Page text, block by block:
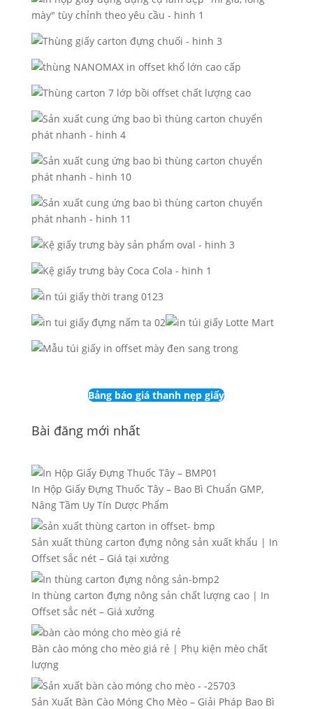
Bảng báo giá thanh nẹp giấy
Bài đăng mới nhất
In Hộp Giấy Đựng Thuốc Tây – Bao Bì Chuẩn GMP,
Nâng Tầm Uy Tín Dược Phẩm
Sản xuất thùng carton đựng nông sản xuất khẩu | In
Offset sắc nét – Giá tại xưởng
In thùng carton đựng nông sản chất lượng cao | In
Offset sắc nét – Giá xưởng
Bàn cào móng cho mèo giá rẻ | Phụ kiện mèo chất
lượng
Sản Xuất Bàn Cào Móng Cho Mèo – Giải Pháp Bao Bì